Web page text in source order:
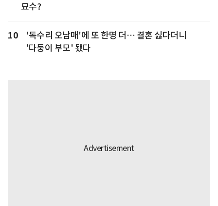
묘수?
10
'독수리 오남매'에 또 한명 더… 결혼 싫다더니
'다둥이 부모' 됐다